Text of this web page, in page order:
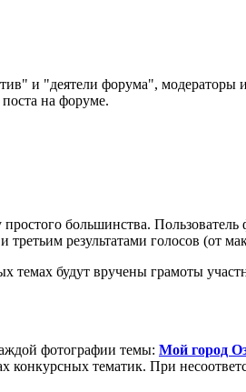
и "деятели форума",
на форуме.
большинства.
результатами голосов (от
будут вручены грамоты
фотографии темы: Мой город
конкурсных тематик. При